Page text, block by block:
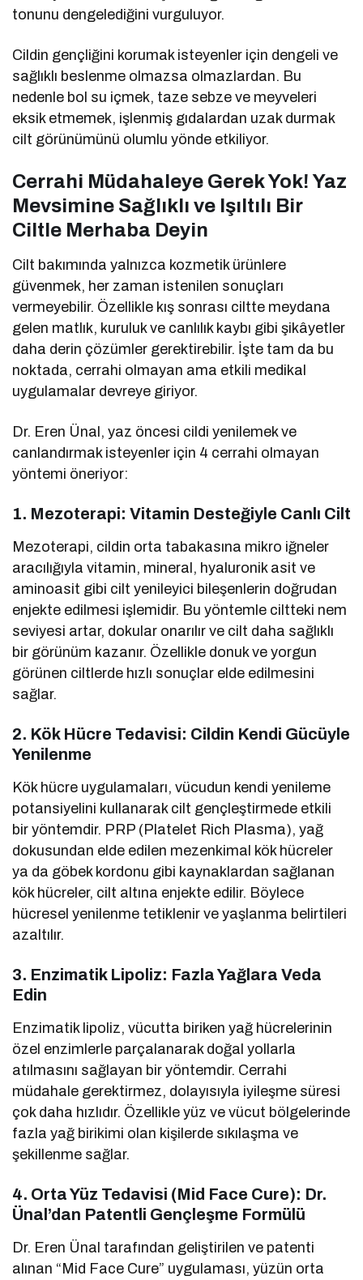
tonunu dengelediğini vurguluyor.
Cildin gençliğini korumak isteyenler için dengeli ve
sağlıklı beslenme olmazsa olmazlardan. Bu
nedenle bol su içmek, taze sebze ve meyveleri
eksik etmemek, işlenmiş gıdalardan uzak durmak
cilt görünümünü olumlu yönde etkiliyor.
Cerrahi Müdahaleye Gerek Yok! Yaz
Mevsimine Sağlıklı ve Işıltılı Bir
Ciltle Merhaba Deyin
Cilt bakımında yalnızca kozmetik ürünlere
güvenmek, her zaman istenilen sonuçları
vermeyebilir. Özellikle kış sonrası ciltte meydana
gelen matlık, kuruluk ve canlılık kaybı gibi şikâyetler
daha derin çözümler gerektirebilir. İşte tam da bu
noktada, cerrahi olmayan ama etkili medikal
uygulamalar devreye giriyor.
Dr. Eren Ünal, yaz öncesi cildi yenilemek ve
canlandırmak isteyenler için 4 cerrahi olmayan
yöntemi öneriyor:
1. Mezoterapi: Vitamin Desteğiyle Canlı Cilt
Mezoterapi, cildin orta tabakasına mikro iğneler
aracılığıyla vitamin, mineral, hyaluronik asit ve
aminoasit gibi cilt yenileyici bileşenlerin doğrudan
enjekte edilmesi işlemidir. Bu yöntemle ciltteki nem
seviyesi artar, dokular onarılır ve cilt daha sağlıklı
bir görünüm kazanır. Özellikle donuk ve yorgun
görünen ciltlerde hızlı sonuçlar elde edilmesini
sağlar.
2. Kök Hücre Tedavisi: Cildin Kendi Gücüyle
Yenilenme
Kök hücre uygulamaları, vücudun kendi yenileme
potansiyelini kullanarak cilt gençleştirmede etkili
bir yöntemdir. PRP (Platelet Rich Plasma), yağ
dokusundan elde edilen mezenkimal kök hücreler
ya da göbek kordonu gibi kaynaklardan sağlanan
kök hücreler, cilt altına enjekte edilir. Böylece
hücresel yenilenme tetiklenir ve yaşlanma belirtileri
azaltılır.
3. Enzimatik Lipoliz: Fazla Yağlara Veda
Edin
Enzimatik lipoliz, vücutta biriken yağ hücrelerinin
özel enzimlerle parçalanarak doğal yollarla
atılmasını sağlayan bir yöntemdir. Cerrahi
müdahale gerektirmez, dolayısıyla iyileşme süresi
çok daha hızlıdır. Özellikle yüz ve vücut bölgelerinde
fazla yağ birikimi olan kişilerde sıkılaşma ve
şekillenme sağlar.
4. Orta Yüz Tedavisi (Mid Face Cure): Dr.
Ünal’dan Patentli Gençleşme Formülü
Dr. Eren Ünal tarafından geliştirilen ve patenti
alınan “Mid Face Cure” uygulaması, yüzün orta